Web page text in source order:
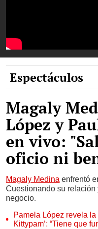
Espectáculos
Magaly
López y
en vivo:
oficio ni
Magaly Medina enfrentó
Cuestionando su
negocio.
Pamela López revela
Kittypam’: “Tiene que